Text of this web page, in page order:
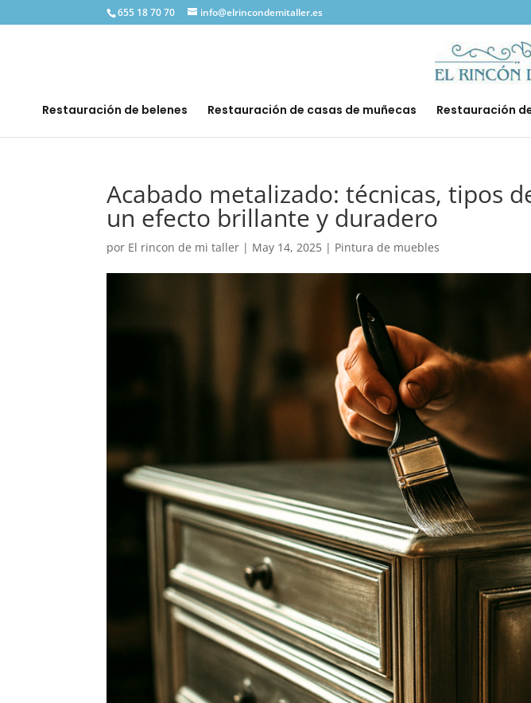
655 18 70 70 info@elrincondemitaller.es
Restauración de belenes Restauración de casas de muñecas Restauración
Acabado metalizado: técnicas, tipos
un efecto brillante y duradero
por El rincon de mi taller | May 14, 2025 | Pintura de muebles